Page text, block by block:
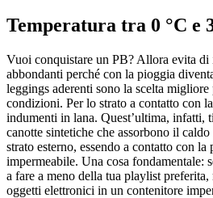
Temperatura tra 0 °C e
Vuoi conquistare un PB? Allora evita di
abbondanti perché con la pioggia
leggings aderenti sono la scelta migliore
condizioni. Per lo strato a contatto con
indumenti in lana. Quest’ultima, infatti,
canotte sintetiche che assorbono il
strato esterno, essendo a contatto con la
impermeabile. Una cosa fondamentale:
a fare a meno della tua playlist
oggetti elettronici in un contenitore